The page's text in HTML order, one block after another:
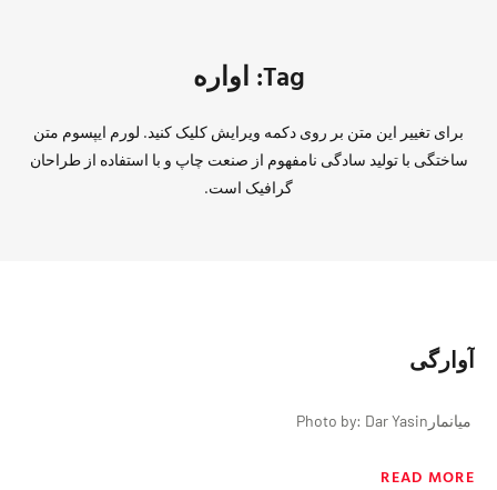
Tag: اواره
برای تغییر این متن بر روی دکمه ویرایش کلیک کنید. لورم ایپسوم متن
ساختگی با تولید سادگی نامفهوم از صنعت چاپ و با استفاده از طراحان
گرافیک است.
آوارگی
میانمارPhoto by: Dar Yasin
READ MORE